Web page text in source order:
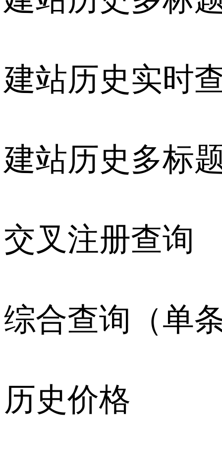
建站历史实时
建站历史多标
交叉注册查询
综合查询（单
历史价格